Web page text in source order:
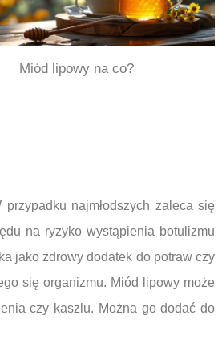
Miód lipowy na co?
najmłodszych zaleca się
na ryzyko wystąpienia botulizmu
jako zdrowy dodatek do potraw czy
się organizmu. Miód lipowy może
czy kaszlu. Można go dodać do